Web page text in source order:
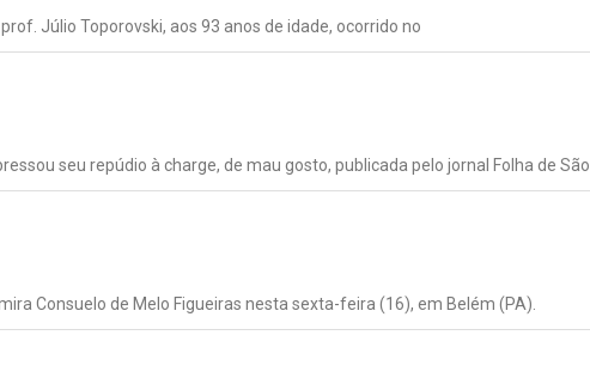
Júlio Toporovski, aos 93 anos de idade, ocorrido no
seu repúdio à charge, de mau gosto, publicada pelo jornal Folha de São
Consuelo de Melo Figueiras nesta sexta-feira (16), em Belém (PA).